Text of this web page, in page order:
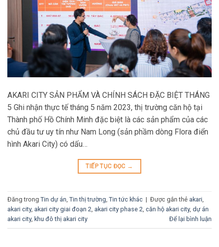
AKARI CITY SẢN PHẨM VÀ CHÍNH SÁCH ĐẶC BIỆT THÁNG
5 Ghi nhận thực tế tháng 5 năm 2023, thị trường căn hộ tại
Thành phố Hồ Chính Minh đặc biệt là các sản phẩm của các
chủ đầu tư uy tín như Nam Long (sản phầm dòng Flora điển
hình Akari City) có dấu…
TIẾP TỤC ĐỌC →
Đăng trong Tin dự án, Tin thị trường, Tin tức khác | Được gắn thẻ akari,
akari city, akari city giai đoạn 2, akari city phase 2, căn hộ akari city, dự án
akari city, khu đô thị akari city Để lại bình luận